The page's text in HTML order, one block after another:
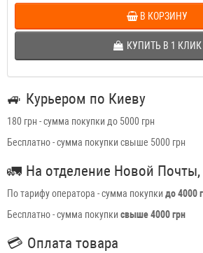
В КОРЗИНУ
КУПИТЬ В 1 КЛИК
🚙 Курьером по Киеву
180 грн - сумма покупки до 5000 грн
Бесплатно - сумма покупки свыше 5000 грн
🚛 На отделение Новой
По тарифу оператора - сумма покупки до 4000
Бесплатно - сумма покупки свыше 4000 грн
💳 Оплата товара